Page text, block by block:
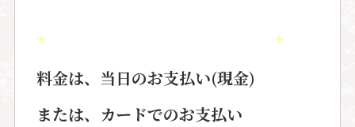
料金は、当日のお支払い(現金)
または、カードでのお支払い